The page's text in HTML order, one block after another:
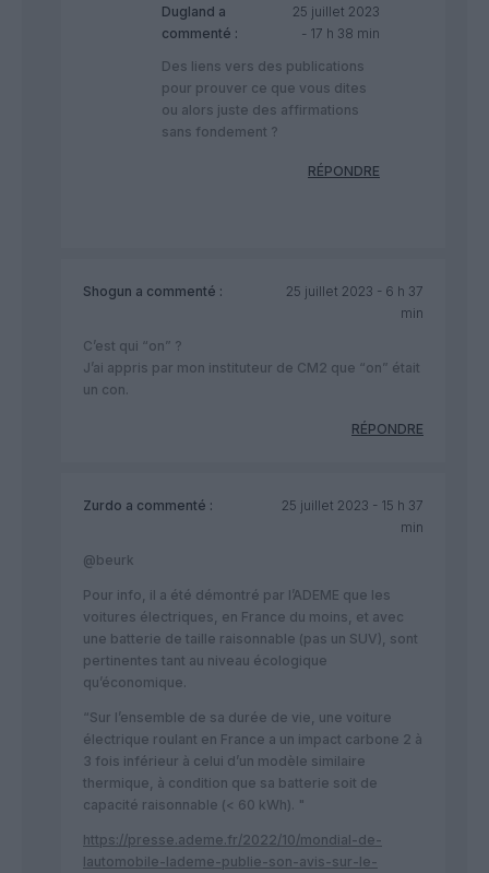
Dugland a
commenté :
25 juillet 2023
- 17 h 38 min
Des liens vers des publications
pour prouver ce que vous dites
ou alors juste des affirmations
sans fondement ?
RÉPONDRE
Shogun a commenté :
25 juillet 2023 - 6 h 37
min
C’est qui “on” ?
J’ai appris par mon instituteur de CM2 que “on” était
un con.
RÉPONDRE
Zurdo a commenté :
25 juillet 2023 - 15 h 37
min
@beurk
Pour info, il a été démontré par l’ADEME que les
voitures électriques, en France du moins, et avec
une batterie de taille raisonnable (pas un SUV), sont
pertinentes tant au niveau écologique
qu’économique.
“Sur l’ensemble de sa durée de vie, une voiture
électrique roulant en France a un impact carbone 2 à
3 fois inférieur à celui d’un modèle similaire
thermique, à condition que sa batterie soit de
capacité raisonnable (< 60 kWh). "
https://presse.ademe.fr/2022/10/mondial-de-
lautomobile-lademe-publie-son-avis-sur-le-